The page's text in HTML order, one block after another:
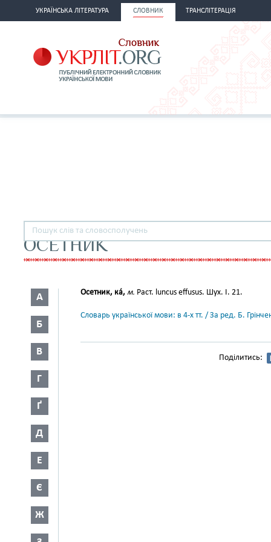
УКРАЇНСЬКА ЛІТЕРАТУРА СЛОВНИК ТРАНСЛІТЕРАЦІЯ
ОСЕТНИК
А
Б
В
Г
Ґ
Д
Е
Є
Ж
Осетник, ка́, м. Раст. luncus effusus. Шух. І. 21.
Словарь української мови: в 4-х тт. / За ред. Б.
Поділитись: